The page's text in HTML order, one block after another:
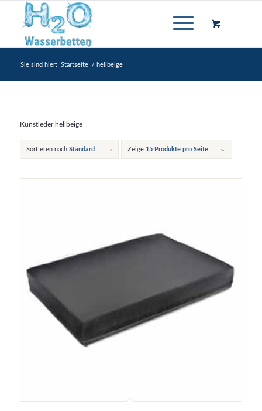
Sie sind hier: Startseite / hellbeige
Kunstleder hellbeige
Sortieren nach Standard Zeige 15 Produkte pro Seite